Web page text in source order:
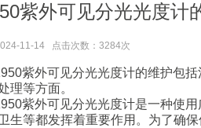
紫外可见分光光度计
11-14 点击次数：3284次
紫外可见分光光度计的维护包括
理等方面。
紫外可见分光光度计是一种使用
生等都发挥着重要作用。为了确